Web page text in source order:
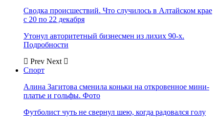
Сводка происшествий. Что случилось в Алтайском крае
с 20 по 22 декабря
Утонул авторитетный бизнесмен из лихих 90-х.
Подробности
Prev Next
Спорт
Алина Загитова сменила коньки на откровенное мини-
платье и гольфы. Фото
Футболист чуть не свернул шею, когда радовался голу